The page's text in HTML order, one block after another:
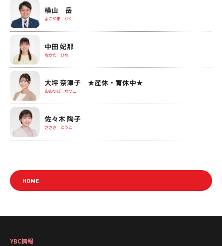
横山 岳
よこやま がく
中田 妃那
なかた ひな
大坪 奈津子 ★産休・育休中★
おおつぼ なつこ
佐々木 陶子
ささき とうこ
HOME
YBC情報